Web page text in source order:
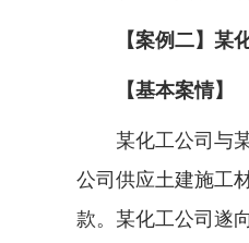
【案例二】某化
【基本案情】
某化工公司与某
公司供应土建施工
款。某化工公司遂